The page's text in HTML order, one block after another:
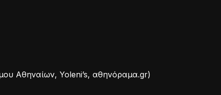
Αθηναίων, Yoleni’s, αθηνόραμα.gr)